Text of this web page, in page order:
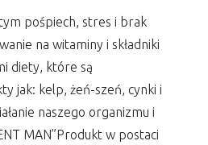
pośpiech, stres i brak
na witaminy i składniki
diety, które są
jak: kelp, żeń-szeń, cynki i
naszego organizmu i
MAN”Produkt w postaci